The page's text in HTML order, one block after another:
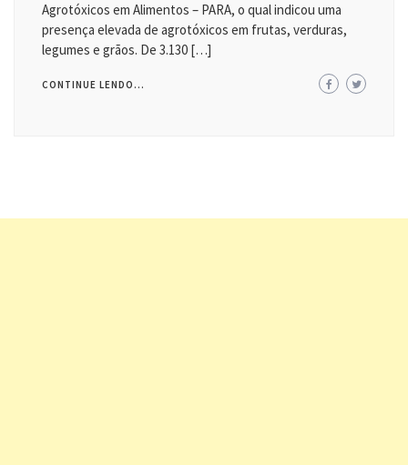
Agrotóxicos em Alimentos – PARA, o qual indicou uma
presença elevada de agrotóxicos em frutas, verduras,
legumes e grãos. De 3.130 […]
CONTINUE LENDO...